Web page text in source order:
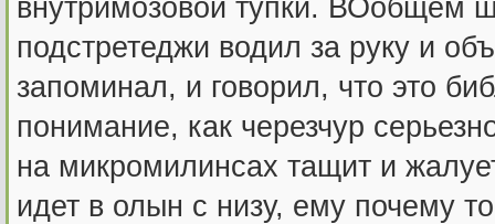
внутримозовой тупки. ВОобщем
подстретеджи водил за руку и
запоминал, и говорил, что это
понимание, как черезчур
на микромилинсах тащит и
идет в олын с низу, ему почему